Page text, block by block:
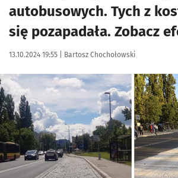
autobusowych. Tych z
się pozapadała. Zobacz
Data publikacji:
13.10.2024 19:55 | Autor:
Bartosz Chochołowski
Kliknij, aby powiększyć